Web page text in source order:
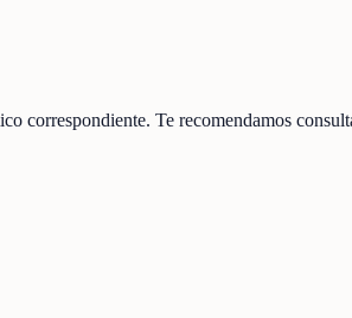
correspondiente. Te recomendamos